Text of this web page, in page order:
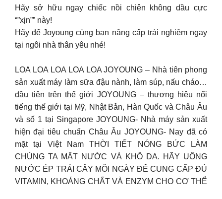
Hãy sở hữu ngay chiếc nồi chiên không dầu cực
“”xịn”” này!
Hãy để Joyoung cùng bạn nâng cấp trải nghiệm ngay
tại ngôi nhà thân yêu nhé!
LOA LOA LOA LOA LOA JOYOUNG – Nhà tiên phong
sản xuất máy làm sữa đậu nành, làm súp, nấu cháo…
đầu tiên trên thế giới JOYOUNG – thương hiệu nổi
tiếng thế giới tại Mỹ, Nhật Bản, Hàn Quốc và Châu Âu
và số 1 tại Singapore JOYOUNG- Nhà máy sản xuất
hiện đại tiêu chuẩn Châu Âu JOYOUNG- Nay đã có
mặt tại Việt Nam THỜI TIẾT NÓNG BỨC LÀM
CHÚNG TA MẤT NƯỚC VÀ KHÔ DA. HÃY UỐNG
NƯỚC ÉP TRÁI CÂY MỖI NGÀY ĐỂ CUNG CẤP ĐỦ
VITAMIN, KHOÁNG CHẤT VÀ ENZYM CHO CƠ THỂ